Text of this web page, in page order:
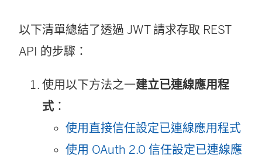
以下清單總結了透過 JWT 請求存取 REST
API 的步驟：
使用以下方法之一建立已連線應用程
式 ：
使用直接信任設定已連線應用程式
使用 OAuth 2.0 信任設定已連線應